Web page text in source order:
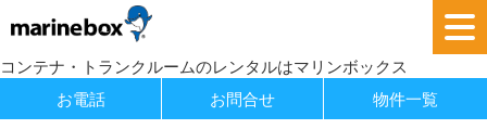
コンテナ・トランクルームのレンタルはマリンボックス
お電話
お問合せ 物件一覧